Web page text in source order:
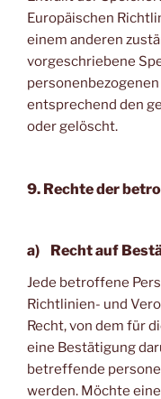
Europäischen
einem anderen
vorgeschriebene
entsprechend den
oder gelöscht.
9. Rechte der
a) Recht auf
Jede betroffene
Richtlinien- und
Recht, von dem für
eine Bestätigung
betreffende
werden. Möchte